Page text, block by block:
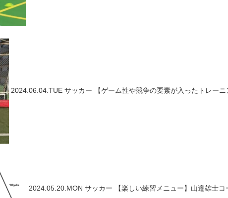
2024.06.04.TUE サッカー 【ゲーム性や競争の要素が入ったトレーニ
2024.05.20.MON サッカー 【楽しい練習メニュー】山邉雄士